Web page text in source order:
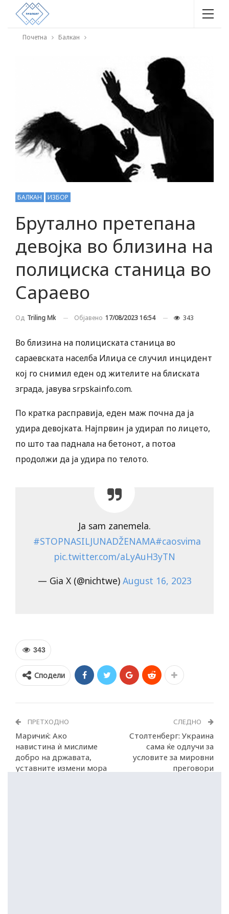
Почетна Балкан
БАЛКАН ИЗБОР
Брутално претепана
девојка во близина на
полициска станица во
Сараево
Од Triling Mk Објавено 17/08/2023 16:54 343
Во близина на полициската станица во
сараевската населба Илиџа се случил инцидент
кој го снимил еден од жителите на блиската
зграда, јавува srpskainfo.com.
По кратка расправија, еден маж почна да ја
удира девојката. Најпрвин ја удирал по лицето,
по што таа паднала на бетонот, а потоа
продолжи да ја удира по телото.
Ja sam zanemela.
#STOPNASILJUNADŽENAMA#caosvima
pic.twitter.com/aLyAuH3yTN
— Gia X (@nichtwe) August 16, 2023
343
Сподели
ПРЕТХОДНО
Маричиќ: Ако
навистина ѝ мислиме
добро на државата,
уставните измени мора
СЛЕДНО
Столтенберг: Украина
сама ќе одлучи за
условите за мировни
преговори